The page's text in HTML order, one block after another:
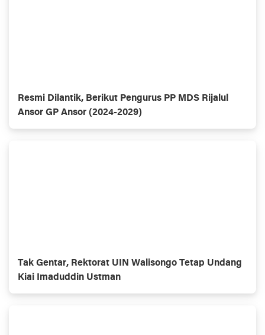
Resmi Dilantik, Berikut Pengurus PP MDS Rijalul
Ansor GP Ansor (2024-2029)
Tak Gentar, Rektorat UIN Walisongo Tetap Undang
Kiai Imaduddin Ustman